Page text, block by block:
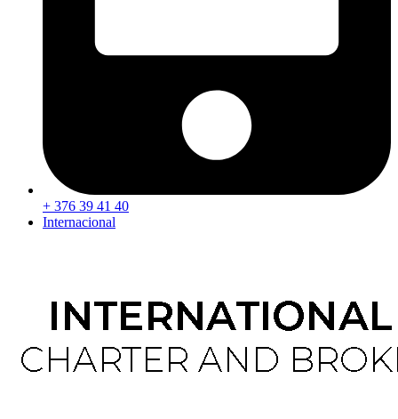
+ 376 39 41 40
Internacional